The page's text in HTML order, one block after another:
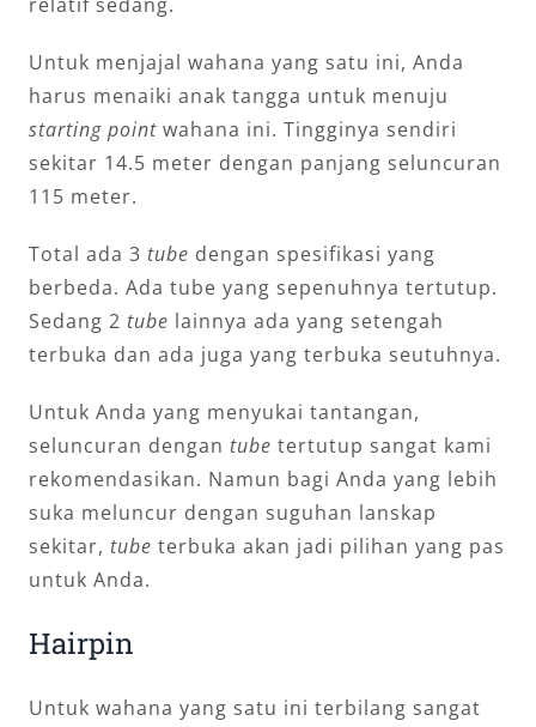
Untuk menjajal wahana yang satu ini, Anda
harus menaiki anak tangga untuk menuju
starting point wahana ini. Tingginya sendiri
sekitar 14.5 meter dengan panjang seluncuran
115 meter.
Total ada 3 tube dengan spesifikasi yang
berbeda. Ada tube yang sepenuhnya tertutup.
Sedang 2 tube lainnya ada yang setengah
terbuka dan ada juga yang terbuka seutuhnya.
Untuk Anda yang menyukai tantangan,
seluncuran dengan tube tertutup sangat kami
rekomendasikan. Namun bagi Anda yang lebih
suka meluncur dengan suguhan lanskap
sekitar, tube terbuka akan jadi pilihan yang pas
untuk Anda.
Hairpin
Untuk wahana yang satu ini terbilang sangat